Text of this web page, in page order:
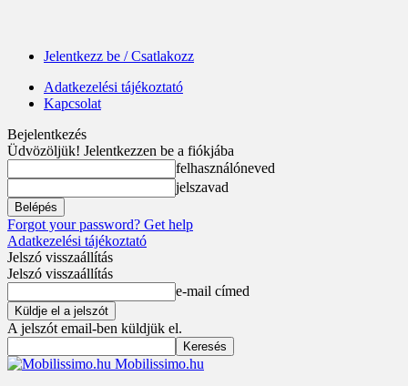
Jelentkezz be / Csatlakozz
Adatkezelési tájékoztató
Kapcsolat
Bejelentkezés
Üdvözöljük! Jelentkezzen be a fiókjába
felhasználóneved
jelszavad
Forgot your password? Get help
Adatkezelési tájékoztató
Jelszó visszaállítás
Jelszó visszaállítás
e-mail címed
A jelszót email-ben küldjük el.
Mobilissimo.hu